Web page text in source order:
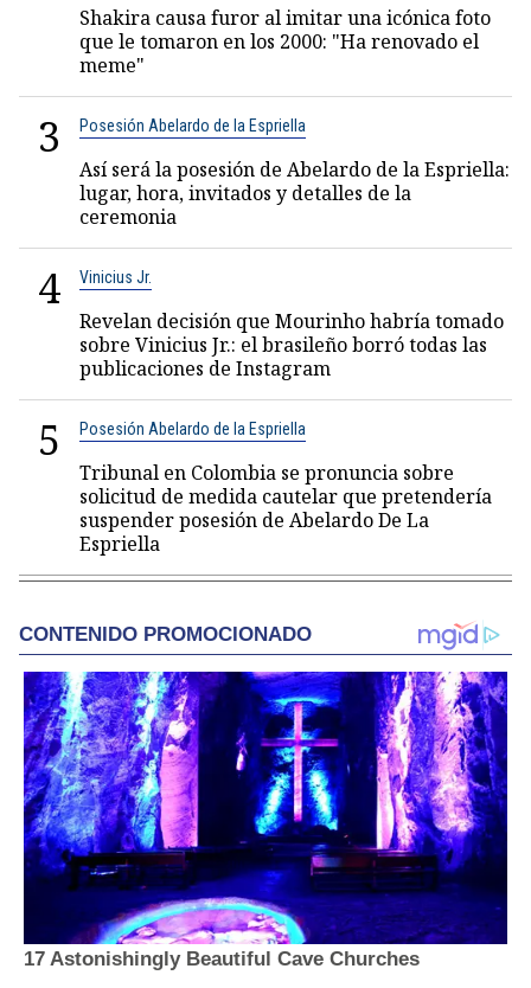
Shakira causa furor al imitar una icónica foto
que le tomaron en los 2000: "Ha renovado el
meme"
3 Posesión Abelardo de la Espriella
Así será la posesión de Abelardo de la Espriella:
lugar, hora, invitados y detalles de la
ceremonia
4 Vinicius Jr.
Revelan decisión que Mourinho habría tomado
sobre Vinicius Jr.: el brasileño borró todas las
publicaciones de Instagram
5 Posesión Abelardo de la Espriella
Tribunal en Colombia se pronuncia sobre
solicitud de medida cautelar que pretendería
suspender posesión de Abelardo De La
Espriella